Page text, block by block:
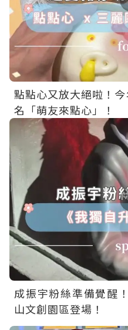
點點心又放大絕啦！
名「萌友來點心」！
成振宇粉絲準備覺醒
山文創園區登場！